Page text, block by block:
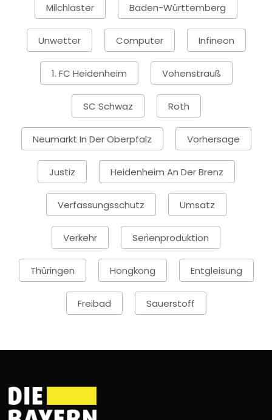
Milchlaster Baden-Württemberg
Unwetter Computer Infineon
1. FC Heidenheim Vohenstrauß
SC Schwaz Roth
Neumarkt In Der Oberpfalz Vorhersage
Justiz Heidenheim An Der Brenz
Verfassungsschutz Umsatz
Verkehr Serienproduktion
Thüringen Hongkong Entgleisung
Freibad Sauerstoff